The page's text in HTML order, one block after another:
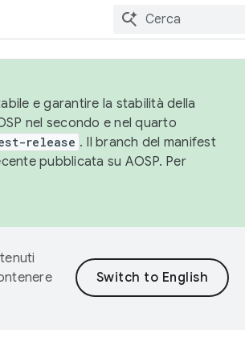
e garantire la stabilità della
nel secondo e nel quarto
release . Il branch del manifest
pubblicata su AOSP. Per